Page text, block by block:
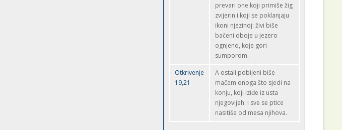
prevari one koji primiše žig
zvijerin i koji se poklanjaju
ikoni njezinoj: živi biše
bačeni oboje u jezero
ognjeno, koje gori
sumporom.
Otkrivenje
19,21
A ostali pobijeni biše
mačem onoga što sjedi na
konju, koji iziđe iz usta
njegovijeh: i sve se ptice
nasitiše od mesa njihova.